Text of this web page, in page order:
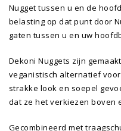
Nugget tussen u en de
belasting op dat punt door
gaten tussen u en uw
Dekoni Nuggets zijn
veganistisch alternatief
strakke look en soepel
dat ze het verkiezen boven
Gecombineerd met